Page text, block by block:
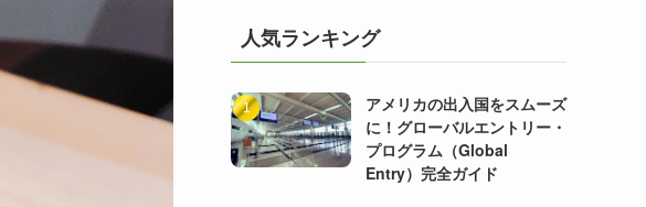
人気ランキング
アメリカの出入国をスムーズ
に！グローバルエントリー・
プログラム（Global
Entry）完全ガイド